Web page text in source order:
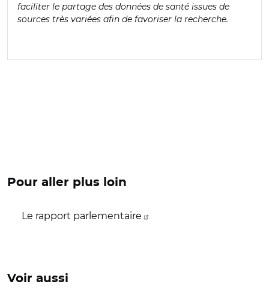
faciliter le partage des données de santé issues de
sources très variées afin de favoriser la recherche.
Pour aller plus loin
Le rapport parlementaire
Voir aussi